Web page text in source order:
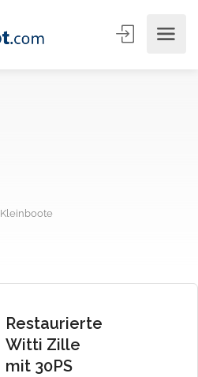
Kleinboote
Restaurierte
Witti Zille
mit 30PS